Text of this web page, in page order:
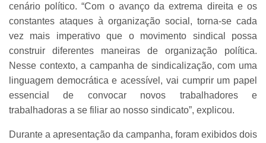
cenário político. “Com o avanço da extrema direita e os
constantes ataques à organização social, torna-se cada
vez mais imperativo que o movimento sindical possa
construir diferentes maneiras de organização política.
Nesse contexto, a campanha de sindicalização, com uma
linguagem democrática e acessível, vai cumprir um papel
essencial de convocar novos trabalhadores e
trabalhadoras a se filiar ao nosso sindicato”, explicou.
Durante a apresentação da campanha, foram exibidos dois